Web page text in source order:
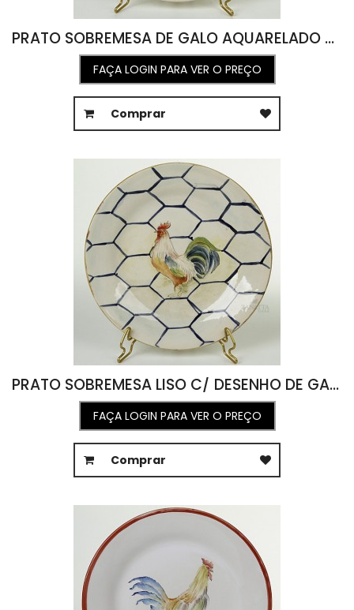
PRATO SOBREMESA DE GALO AQUARELADO PARA PAREDE 01 ( D 21,5 )
FAÇA LOGIN PARA VER O PREÇO
Comprar
PRATO SOBREMESA LISO C/ DESENHO DE GALO 3 (D 20,5 )
FAÇA LOGIN PARA VER O PREÇO
Comprar